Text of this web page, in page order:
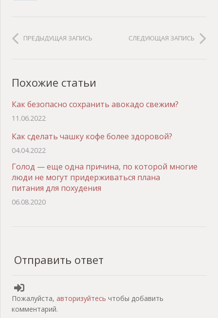
ПРЕДЫДУЩАЯ ЗАПИСЬ СЛЕДУЮЩАЯ ЗАПИСЬ
Похожие статьи
Как безопасно сохранить авокадо свежим?
11.06.2022
Как сделать чашку кофе более здоровой?
04.04.2022
Голод — еще одна причина, по которой многие
люди не могут придерживаться плана
питания для похудения
06.08.2020
Отправить ответ
Пожалуйста, авторизуйтесь чтобы добавить
комментарий.